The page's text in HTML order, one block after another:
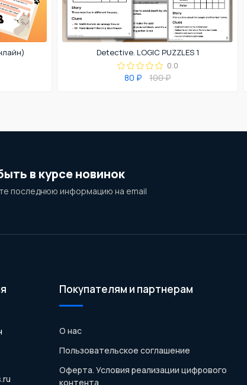
Detective. LOGIC PUZZLES 1
0.0
80 ₽ 100 ₽
в курсе новинок
последнюю информацию на email
Покупателям и партнерам
О нас
Пользовательское соглашение
Оферта. Условия реализации цифрового
контента